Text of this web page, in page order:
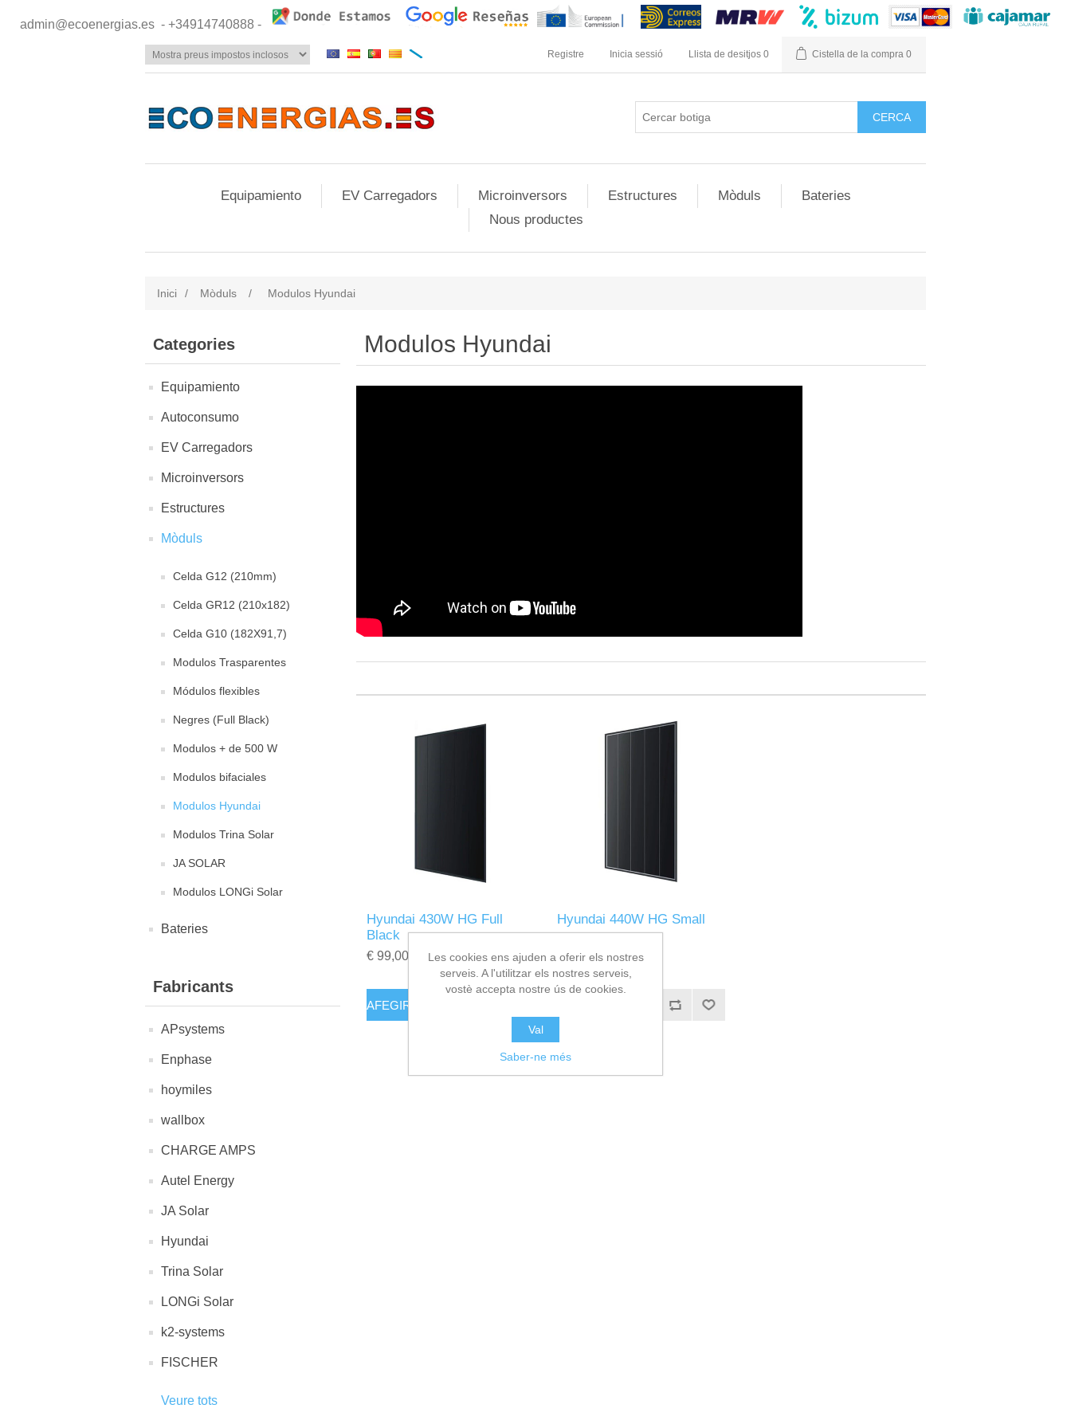
admin@ecoenergias.es - +34914740888 -
Registre Inicia sessió Llista de desitjos 0 Cistella de la compra 0
Equipamiento EV Carregadors Microinversors Estructures Mòduls
Bateries
Nous productes
Inici / Mòduls / Modulos Hyundai
Categories
Equipamiento
Autoconsumo
EV Carregadors
Microinversors
Estructures
Mòduls
Celda G12 (210mm)
Celda GR12 (210x182)
Celda G10 (182X91,7)
Modulos Trasparentes
Módulos flexibles
Negres (Full Black)
Modulos + de 500 W
Modulos bifaciales
Modulos Hyundai
Modulos Trina Solar
JA SOLAR
Modulos LONGi Solar
Bateries
Fabricants
APsystems
Enphase
hoymiles
wallbox
CHARGE AMPS
Autel Energy
JA Solar
Hyundai
Trina Solar
LONGi Solar
k2-systems
FISCHER
Veure tots
Modulos Hyundai
Hyundai 430W HG Full
Black
€ 99,00
Hyundai 440W HG Small
€ 96,00
Les cookies ens ajuden a oferir els nostres
serveis. A l'utilitzar els nostres serveis,
vostè accepta nostre ús de cookies.
Val
Saber-ne més